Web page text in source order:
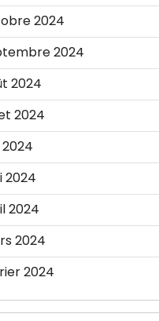
2024
2024
2024
2024
2024
2024
2024
2024